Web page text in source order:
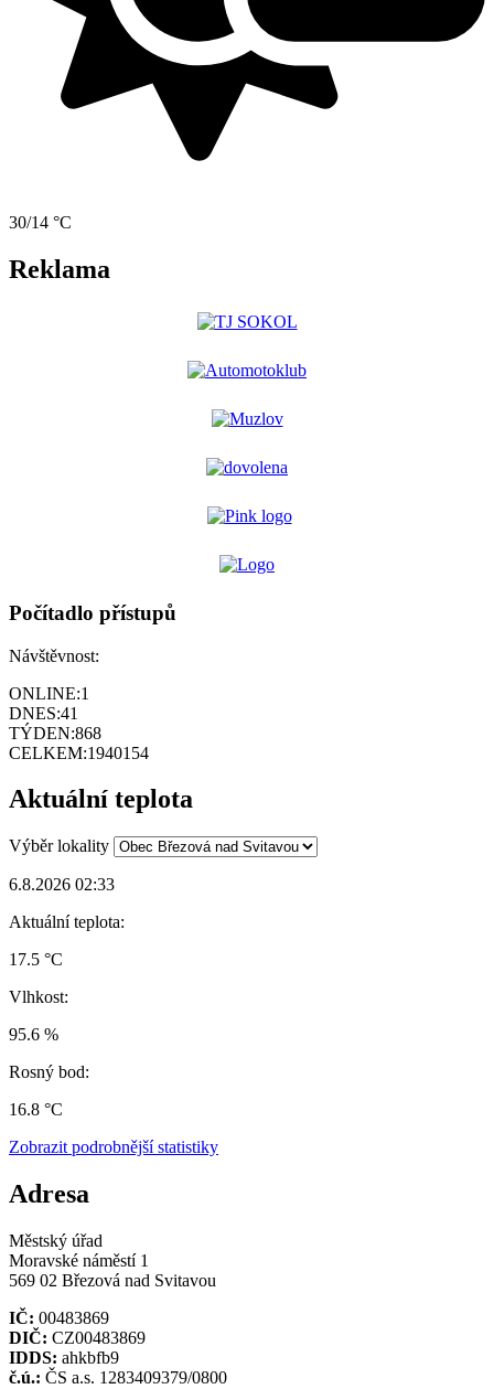
30/14 °C
Reklama
Počítadlo přístupů
Návštěvnost:
ONLINE:1
DNES:41
TÝDEN:868
CELKEM:1940154
Aktuální teplota
Výběr lokality
6.8.2026 02:33
Aktuální teplota:
17.5 °C
Vlhkost:
95.6 %
Rosný bod:
16.8 °C
Zobrazit podrobnější statistiky
Adresa
Městský úřad
Moravské náměstí 1
569 02 Březová nad Svitavou
IČ: 00483869
DIČ: CZ00483869
IDDS: ahkbfb9
č.ú.: ČS a.s. 1283409379/0800